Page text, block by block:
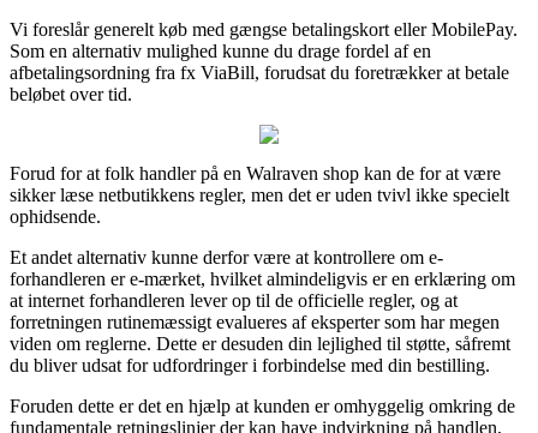
Vi foreslår generelt køb med gængse betalingskort eller MobilePay.
Som en alternativ mulighed kunne du drage fordel af en
afbetalingsordning fra fx ViaBill, forudsat du foretrækker at betale
beløbet over tid.
Forud for at folk handler på en Walraven shop kan de for at være
sikker læse netbutikkens regler, men det er uden tvivl ikke specielt
ophidsende.
Et andet alternativ kunne derfor være at kontrollere om e-
forhandleren er e-mærket, hvilket almindeligvis er en erklæring om
at internet forhandleren lever op til de officielle regler, og at
forretningen rutinemæssigt evalueres af eksperter som har megen
viden om reglerne. Dette er desuden din lejlighed til støtte, såfremt
du bliver udsat for udfordringer i forbindelse med din bestilling.
Foruden dette er det en hjælp at kunden er omhyggelig omkring de
fundamentale retningslinjer der kan have indvirkning på handlen,